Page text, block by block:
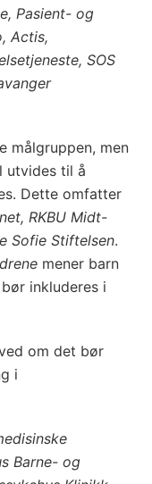
Pasient- og
Actis,
SOS
målgruppen, men
utvides til å
Dette omfatter
RKBU Midt-
Sofie Stiftelsen.
mener barn
inkluderes i
om det bør
i
Barne- og